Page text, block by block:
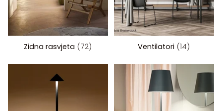
Zidna rasvjeta (72) Ventilatori (14)